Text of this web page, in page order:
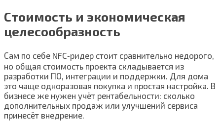
Стоимость и экономическая
целесообразность
Сам по себе NFC‑ридер стоит сравнительно недорого,
но общая стоимость проекта складывается из
разработки ПО, интеграции и поддержки. Для дома
это чаще одноразовая покупка и простая настройка. В
бизнесе же нужен учёт рентабельности: сколько
дополнительных продаж или улучшений сервиса
принесёт внедрение.